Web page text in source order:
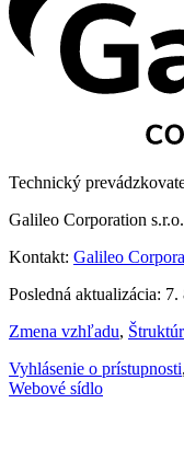
Technický
Galileo Corporation
Kontakt: Galileo
Posledná aktualizácia: 7.
Zmena vzhľadu,
Vyhlásenie o prístupnosti,
Webové sídlo